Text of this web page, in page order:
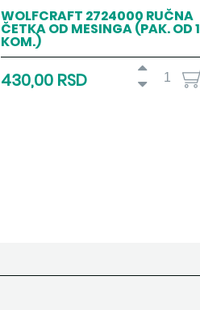
WOLFCRAFT 2724000 RUČNA
ČETKA OD MESINGA (PAK. OD 1
KOM.)
430,00 RSD